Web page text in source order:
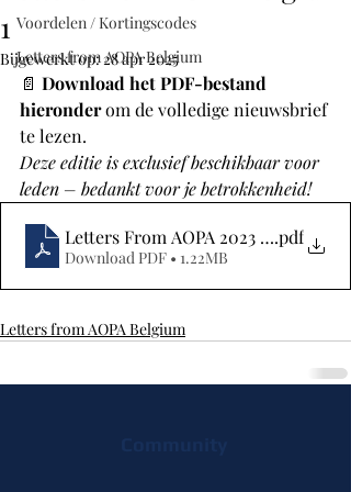
Voordelen / Kortingscodes
Letters from AOPA Belgium
1
Bijgewerkt op:28 apr 2025
📄 Download het PDF-bestand
hieronder om de volledige nieuwsbrief
te lezen.
Deze editie is exclusief beschikbaar voor
leden – bedankt voor je betrokkenheid!
Letters From AOPA 2023 - 1.pdf
Download PDF • 1.22MB
Letters from AOPA Belgium